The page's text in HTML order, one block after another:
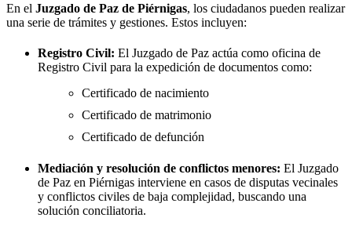
En el Juzgado de Paz de Piérnigas, los ciudadanos pueden realizar
una serie de trámites y gestiones. Estos incluyen:
Registro Civil: El Juzgado de Paz actúa como oficina de
Registro Civil para la expedición de documentos como:
Certificado de nacimiento
Certificado de matrimonio
Certificado de defunción
Mediación y resolución de conflictos menores: El Juzgado
de Paz en Piérnigas interviene en casos de disputas vecinales
y conflictos civiles de baja complejidad, buscando una
solución conciliatoria.